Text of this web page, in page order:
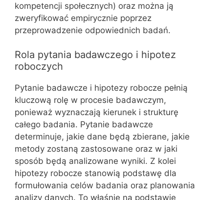
kompetencji społecznych) oraz można ją
zweryfikować empirycznie poprzez
przeprowadzenie odpowiednich badań.
Rola pytania badawczego i hipotez
roboczych
Pytanie badawcze i hipotezy robocze pełnią
kluczową rolę w procesie badawczym,
ponieważ wyznaczają kierunek i strukturę
całego badania. Pytanie badawcze
determinuje, jakie dane będą zbierane, jakie
metody zostaną zastosowane oraz w jaki
sposób będą analizowane wyniki. Z kolei
hipotezy robocze stanowią podstawę dla
formułowania celów badania oraz planowania
analizy danych. To właśnie na podstawie